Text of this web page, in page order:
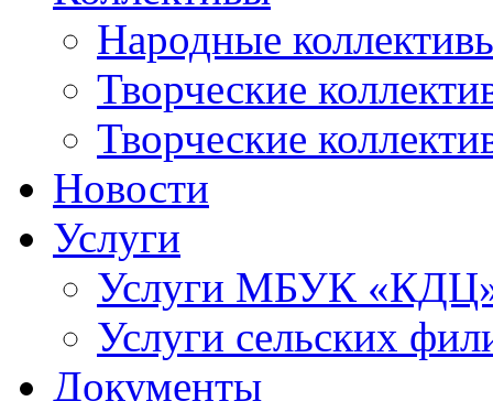
Народные
Творческие
Творческие
Новости
Услуги
Услуги МБУК
Услуги сельских
Документы